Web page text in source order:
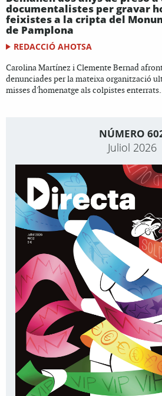
documentalistes per gravar
feixistes a la cripta del
de Pamplona
REDACCIÓ AHOTSA
Carolina Martínez i Clemente Bernad
denunciades per la mateixa organització
misses d'homenatge als colpistes
NÚMERO
Juliol 2026